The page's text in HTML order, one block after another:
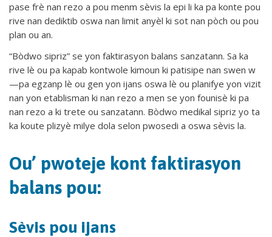
pase frè nan rezo a pou menm sèvis la epi li ka pa konte pou
rive nan dediktib oswa nan limit anyèl ki sot nan pòch ou pou
plan ou an.
“Bòdwo sipriz” se yon faktirasyon balans sanzatann. Sa ka
rive lè ou pa kapab kontwole kimoun ki patisipe nan swen w
—pa egzanp lè ou gen yon ijans oswa lè ou planifye yon vizit
nan yon etablisman ki nan rezo a men se yon founisè ki pa
nan rezo a ki trete ou sanzatann. Bòdwo medikal sipriz yo ta
ka koute plizyè milye dola selon pwosedi a oswa sèvis la.
Ou’ pwoteje kont faktirasyon
balans pou:
Sèvis pou ijans